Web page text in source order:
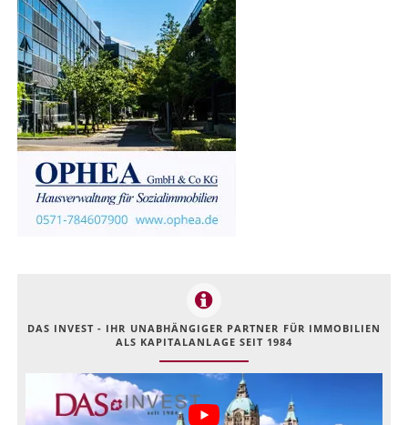
DAS INVEST - IHR UNABHÄNGIGER PARTNER FÜR IMMOBILIEN
ALS KAPITALANLAGE SEIT 1984